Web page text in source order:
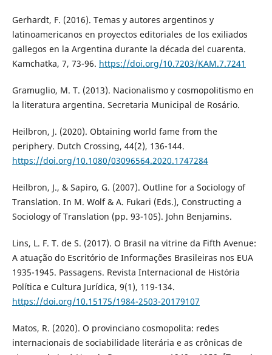
Gerhardt, F. (2016). Temas y autores argentinos y
latinoamericanos en proyectos editoriales de los exiliados
gallegos en la Argentina durante la década del cuarenta.
Kamchatka, 7, 73-96. https://doi.org/10.7203/KAM.7.7241
Gramuglio, M. T. (2013). Nacionalismo y cosmopolitismo en
la literatura argentina. Secretaria Municipal de Rosário.
Heilbron, J. (2020). Obtaining world fame from the
periphery. Dutch Crossing, 44(2), 136-144.
https://doi.org/10.1080/03096564.2020.1747284
Heilbron, J., & Sapiro, G. (2007). Outline for a Sociology of
Translation. In M. Wolf & A. Fukari (Eds.), Constructing a
Sociology of Translation (pp. 93-105). John Benjamins.
Lins, L. F. T. de S. (2017). O Brasil na vitrine da Fifth Avenue:
A atuação do Escritório de Informações Brasileiras nos EUA
1935-1945. Passagens. Revista Internacional de História
Política e Cultura Jurídica, 9(1), 119-134.
https://doi.org/10.15175/1984-2503-20179107
Matos, R. (2020). O provinciano cosmopolita: redes
internacionais de sociabilidade literária e as crônicas de